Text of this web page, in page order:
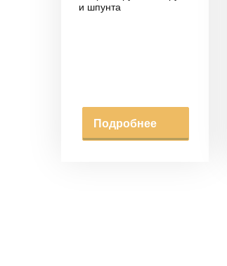
и шпунта
Подробнее